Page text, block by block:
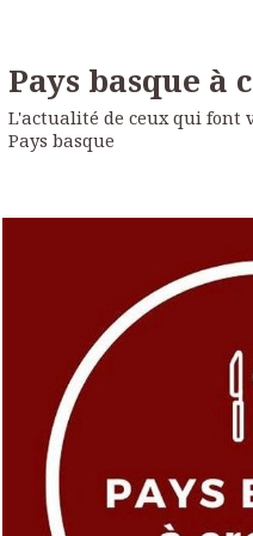
Pays basque à
L'actualité de ceux qui
Pays basque